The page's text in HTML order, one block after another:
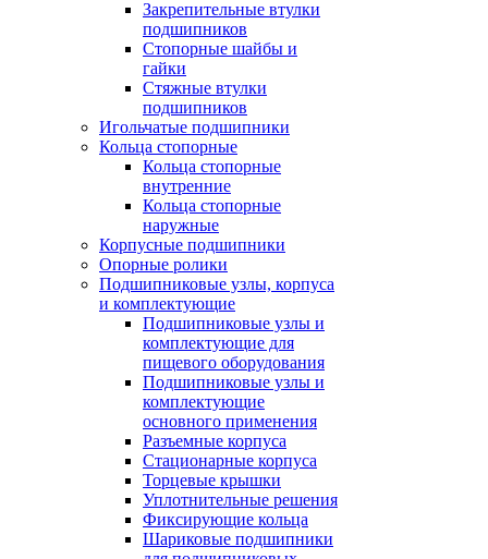
Закрепительные втулки
подшипников
Стопорные шайбы и
гайки
Стяжные втулки
подшипников
Игольчатые подшипники
Кольца стопорные
Кольца стопорные
внутренние
Кольца стопорные
наружные
Корпусные подшипники
Опорные ролики
Подшипниковые узлы, корпуса
и комплектующие
Подшипниковые узлы и
комплектующие для
пищевого оборудования
Подшипниковые узлы и
комплектующие
основного применения
Разъемные корпуса
Стационарные корпуса
Торцевые крышки
Уплотнительные решения
Фиксирующие кольца
Шариковые подшипники